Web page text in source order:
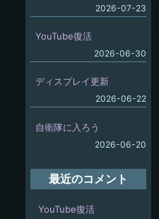
2026-07-23
YouTube復活
2026-06-30
ディスプレイ更新
2026-06-22
自衛隊に入ろう
2026-06-20
最近のコメント